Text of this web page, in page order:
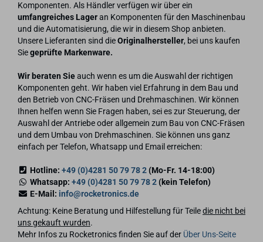
Komponenten. Als Händler verfügen wir über ein
umfangreiches Lageran Komponenten für den Maschinenbau
und die Automatisierung, die wir in diesem Shop anbieten.
Unsere Lieferanten sind dieOriginalhersteller, bei uns kaufen
Siegeprüfte Markenware.
Wir beraten Sieauch wenn es um die Auswahl der richtigen
Komponenten geht. Wir haben viel Erfahrung in dem Bau und
den Betrieb von CNC-Fräsen und Drehmaschinen. Wir können
Ihnen helfen wenn Sie Fragen haben, sei es zur Steuerung, der
Auswahl der Antriebe oder allgemein zum Bau von CNC-Fräsen
und dem Umbau von Drehmaschinen. Sie können uns ganz
einfach per Telefon, Whatsapp und Email erreichen:
Hotline: +49 (0)4281 50 79 78 2(Mo-Fr. 14-18:00)
Whatsapp: +49 (0)4281 50 79 78 2(kein Telefon)
E-Mail: info@rocketronics.de
Achtung: Keine Beratung und Hilfestellung für Teiledie nicht bei
uns gekauft wurden.
Mehr Infos zu Rocketronics finden Sie auf der Über Uns-Seite